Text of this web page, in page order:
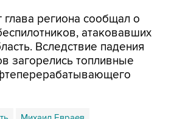
глава региона сообщал о
атаковавших
Вследствие падения
загорелись топливные